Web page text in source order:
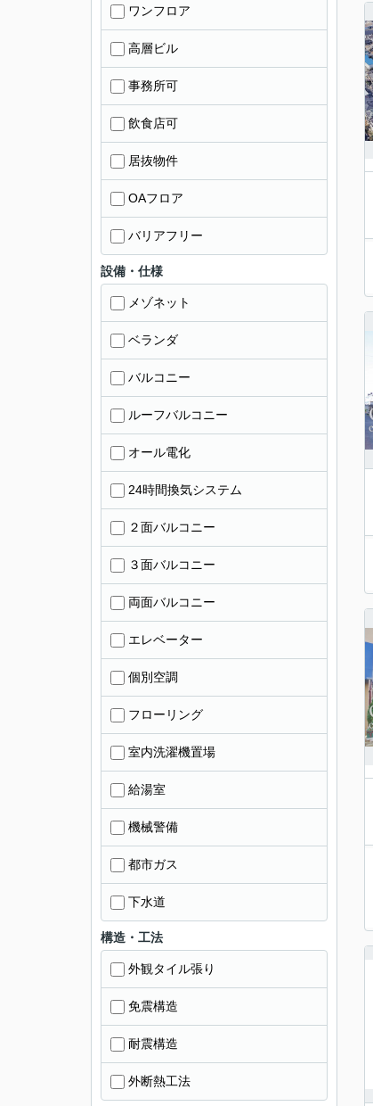
ワンフロア
高層ビル
事務所可
飲食店可
居抜物件
OAフロア
バリアフリー
設備・仕様
メゾネット
ベランダ
バルコニー
ルーフバルコニー
オール電化
24時間換気システム
２面バルコニー
３面バルコニー
両面バルコニー
エレベーター
個別空調
フローリング
室内洗濯機置場
給湯室
機械警備
都市ガス
下水道
構造・工法
外観タイル張り
免震構造
耐震構造
外断熱工法